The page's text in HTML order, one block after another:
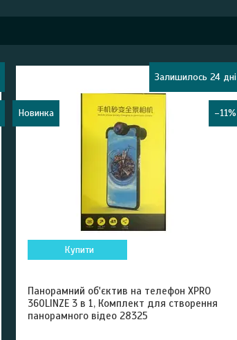
Новинка –11%
Залишилось 24 дні
Купити
Панорамний об'єктив на телефон XPRO
360LINZE 3 в 1, Комплект для створення
панорамного відео 28325